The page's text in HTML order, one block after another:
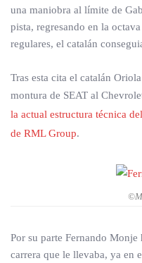
una maniobra al límite de
pista, regresando en la
regulares, el catalán
Tras esta cita el catalán
montura de SEAT al
la actual estructura técnica
de RML Group.
Por su parte Fernando
carrera que le llevaba, ya en